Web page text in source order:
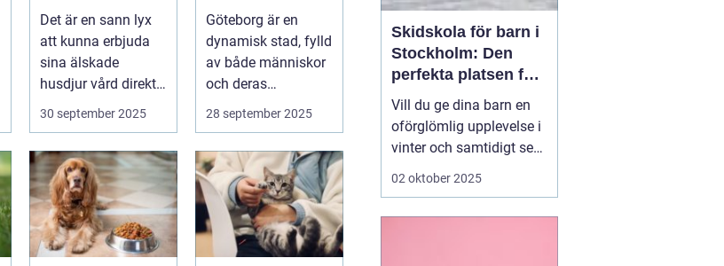
vård i hemmiljö
Det är en sann lyx
att kunna erbjuda
sina älskade
husdjur vård direkt i
hemmet. I st...
30 september 2025
djursjukvård
Göteborg är en
dynamisk stad, fylld
av både människor
och deras
djurvänner...
28 september 2025
Skidskola för barn i
Stockholm: Den
perfekta platsen för
små blivande
skidåkare
Vill du ge dina barn en
oförglömlig upplevelse i
vinter och samtidigt se
dem utvecklas på
02 oktober 2025